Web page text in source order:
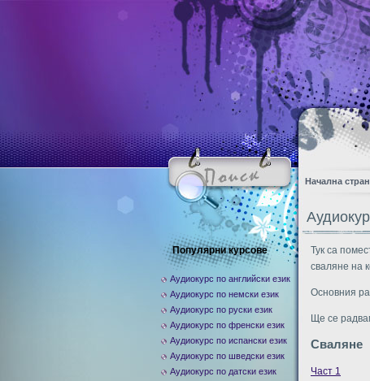
Начална
Тук са
сваляне на
Основния
Ще се
Сваляне
Част 1
Популярни курсове
Аудиокурс по английски език
Аудиокурс по немски език
Аудиокурс по руски език
Аудиокурс по френски език
Аудиокурс по испански език
Аудиокурс по шведски език
Аудиокурс по датски език